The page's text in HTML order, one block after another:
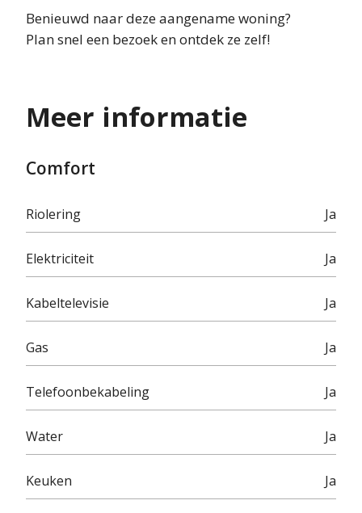
Benieuwd naar deze aangename woning?
Plan snel een bezoek en ontdek ze zelf!
Meer informatie
Comfort
Riolering Ja
Elektriciteit Ja
Kabeltelevisie Ja
Gas Ja
Telefoonbekabeling Ja
Water Ja
Keuken Ja